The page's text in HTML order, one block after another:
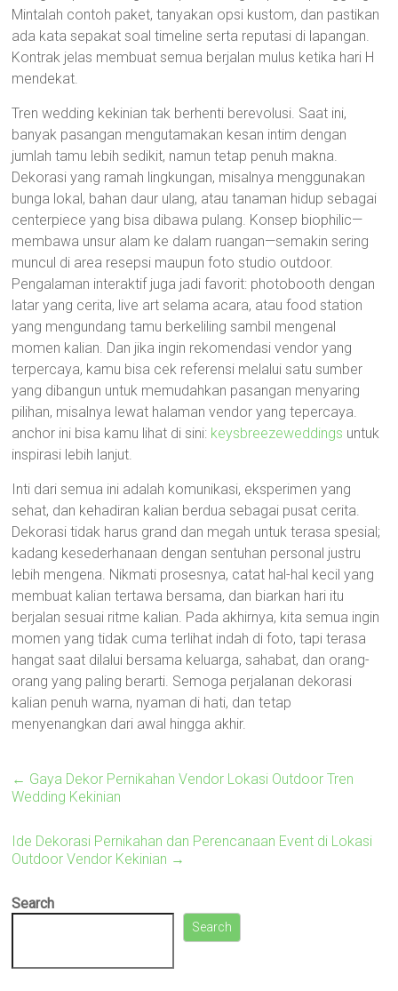
Mintalah contoh paket, tanyakan opsi kustom, dan pastikan
ada kata sepakat soal timeline serta reputasi di lapangan.
Kontrak jelas membuat semua berjalan mulus ketika hari H
mendekat.
Tren wedding kekinian tak berhenti berevolusi. Saat ini,
banyak pasangan mengutamakan kesan intim dengan
jumlah tamu lebih sedikit, namun tetap penuh makna.
Dekorasi yang ramah lingkungan, misalnya menggunakan
bunga lokal, bahan daur ulang, atau tanaman hidup sebagai
centerpiece yang bisa dibawa pulang. Konsep biophilic—
membawa unsur alam ke dalam ruangan—semakin sering
muncul di area resepsi maupun foto studio outdoor.
Pengalaman interaktif juga jadi favorit: photobooth dengan
latar yang cerita, live art selama acara, atau food station
yang mengundang tamu berkeliling sambil mengenal
momen kalian. Dan jika ingin rekomendasi vendor yang
terpercaya, kamu bisa cek referensi melalui satu sumber
yang dibangun untuk memudahkan pasangan menyaring
pilihan, misalnya lewat halaman vendor yang tepercaya.
anchor ini bisa kamu lihat di sini: keysbreezeweddings untuk
inspirasi lebih lanjut.
Inti dari semua ini adalah komunikasi, eksperimen yang
sehat, dan kehadiran kalian berdua sebagai pusat cerita.
Dekorasi tidak harus grand dan megah untuk terasa spesial;
kadang kesederhanaan dengan sentuhan personal justru
lebih mengena. Nikmati prosesnya, catat hal-hal kecil yang
membuat kalian tertawa bersama, dan biarkan hari itu
berjalan sesuai ritme kalian. Pada akhirnya, kita semua ingin
momen yang tidak cuma terlihat indah di foto, tapi terasa
hangat saat dilalui bersama keluarga, sahabat, dan orang-
orang yang paling berarti. Semoga perjalanan dekorasi
kalian penuh warna, nyaman di hati, dan tetap
menyenangkan dari awal hingga akhir.
← Gaya Dekor Pernikahan Vendor Lokasi Outdoor Tren
Wedding Kekinian
Ide Dekorasi Pernikahan dan Perencanaan Event di Lokasi
Outdoor Vendor Kekinian →
Search
Search